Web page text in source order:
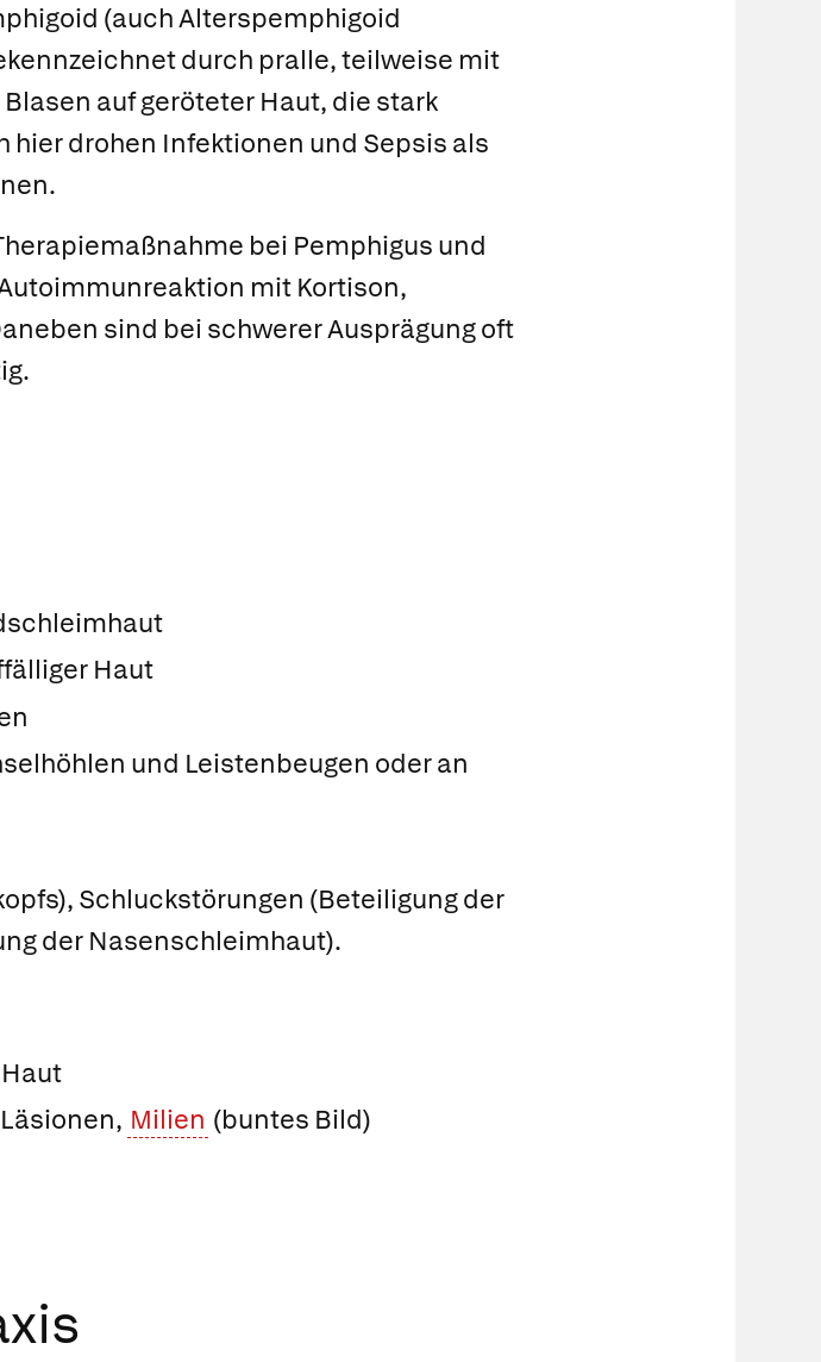
(auch Alterspemphigoid
durch pralle, teilweise mit
auf geröteter Haut, die stark
hier drohen Infektionen und Sepsis als
bei Pemphigus und
mit Kortison,
sind bei schwerer Ausprägung oft
Haut
und Leistenbeugen oder an
Schluckstörungen (Beteiligung der
der Nasenschleimhaut).
Milien (buntes Bild)